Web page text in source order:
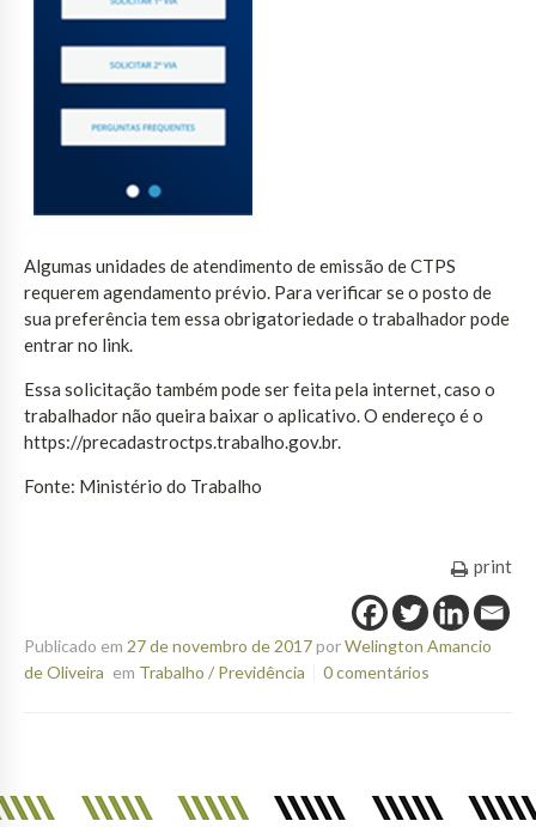
Algumas unidades de atendimento de emissão de CTPS
requerem agendamento prévio. Para verificar se o posto de
sua preferência tem essa obrigatoriedade o trabalhador pode
entrar no link.
Essa solicitação também pode ser feita pela internet, caso o
trabalhador não queira baixar o aplicativo. O endereço é o
https://precadastroctps.trabalho.gov.br.
Fonte: Ministério do Trabalho
print
Publicado em 27 de novembro de 2017porWelington Amancio
de Oliveira em Trabalho / Previdência 0 comentários